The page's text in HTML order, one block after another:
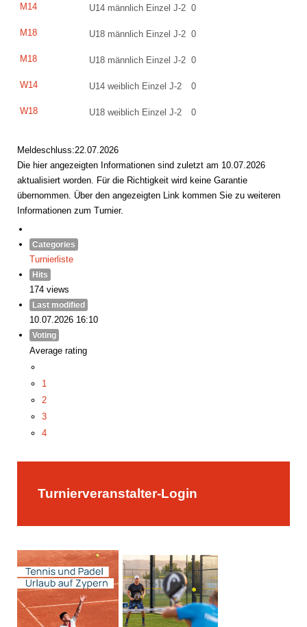
M14 U14 männlich Einzel J-2 0
M18 U18 männlich Einzel J-2 0
M18 U18 männlich Einzel J-2 0
W14 U14 weiblich Einzel J-2 0
W18 U18 weiblich Einzel J-2 0
Meldeschluss:22.07.2026
Die hier angezeigten Informationen sind zuletzt am 10.07.2026
aktualisiert worden. Für die Richtigkeit wird keine Garantie
übernommen. Über den angezeigten Link kommen Sie zu weiteren
Informationen zum Turnier.
Categories
Turnierliste
Hits
174 views
Last modified
10.07.2026 16:10
Voting
Average rating
1
2
3
4
Turnierveranstalter-Login